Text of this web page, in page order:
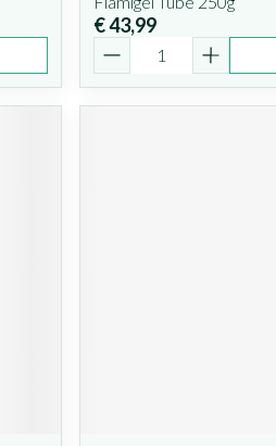
€ 43,99